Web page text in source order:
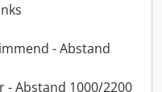
- Abstand
- Abstand 1000/2200